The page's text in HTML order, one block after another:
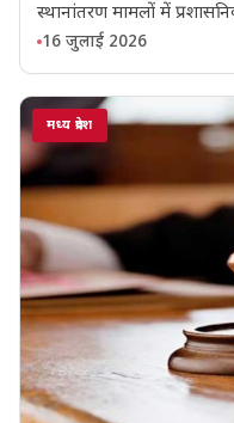
स्थानांतरण मामलों में
16 जुलाई 2026
मध्य प्रदेश